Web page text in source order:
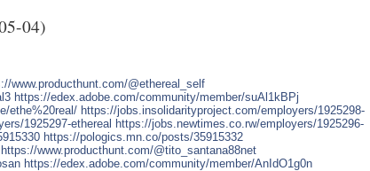
04)
www.producthunt.com/@ethereal_self
https://edex.adobe.com/community/member/suAl1kBPj
ethe%20real/ https://jobs.insolidarityproject.com/employers/1925298-
1925297-ethereal https://jobs.newtimes.co.rw/employers/1925296-
https://pologics.mn.co/posts/35915332
https://www.producthunt.com/@tito_santana88net
https://edex.adobe.com/community/member/AnIdO1g0n